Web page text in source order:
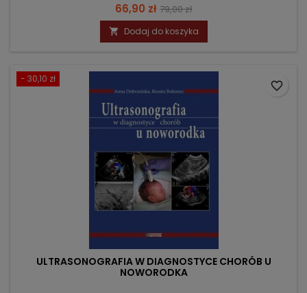
Cena
66,90 zł Cena
podstawowa
79,00 zł
 Dodaj do koszyka
- 30,10 zł
ULTRASONOGRAFIA W DIAGNOSTYCE CHORÓB U
NOWORODKA
favorite_border